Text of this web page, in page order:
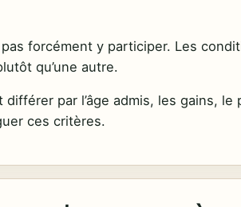
forcément y participer. Les
qu’une autre.
par l’âge admis, les gains, le
ces critères.